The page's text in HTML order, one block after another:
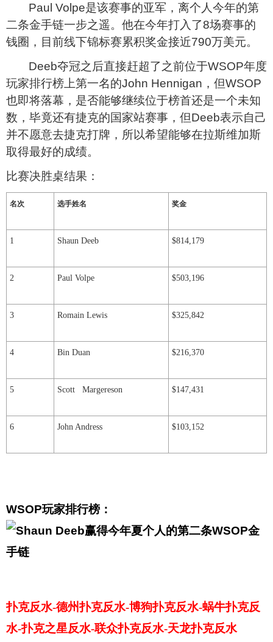
Paul Volpe是该赛事的亚军，离个人今年的第
二条金手链一步之遥。他在今年打入了8场赛事的
钱圈，目前线下锦标赛累积奖金接近790万美元。
Deeb夺冠之后直接赶超了之前位于WSOP年度
玩家排行榜上第一名的John Hennigan ，但WSOP
也即将落幕，是否能够继续位于榜首还是一个未知
数，毕竟还有捷克的国家站赛事，但Deeb表示自己
并不愿意去捷克打牌，所以希望能够在拉斯维加斯
取得最好的成绩。
比赛决胜桌结果：
名次 选手姓名 奖金
1 Shaun Deeb $814,179
2 Paul Volpe $503,196
3 Romain Lewis $325,842
4 Bin Duan $216,370
5 Scott Margereson $147,431
6 John Andress $103,152
WSOP玩家排行榜：
扑克反水-德州扑克反水-博狗扑克反水-蜗牛扑克反
水-扑克之星反水-联众扑克反水-天龙扑克反水